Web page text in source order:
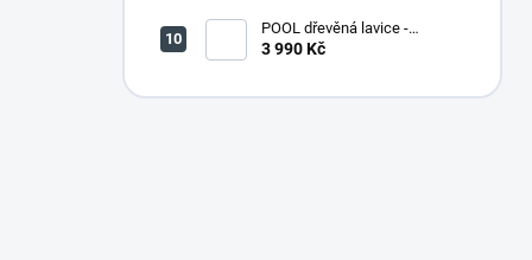
POOL dřevěná lavice -
PŘÍRODNÍ
3 990 Kč